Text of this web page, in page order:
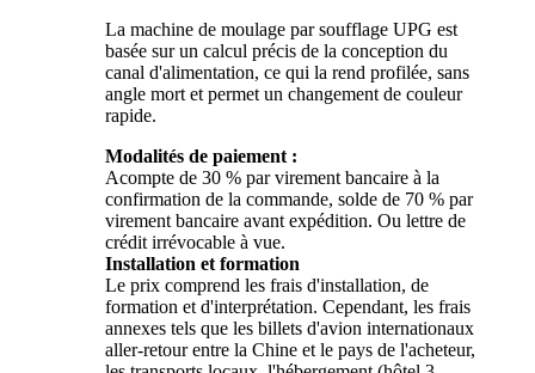
La machine de moulage par soufflage UPG est
basée sur un calcul précis de la conception du
canal d'alimentation, ce qui la rend profilée, sans
angle mort et permet un changement de couleur
rapide.
Modalités de paiement :
Acompte de 30 % par virement bancaire à la
confirmation de la commande, solde de 70 % par
virement bancaire avant expédition. Ou lettre de
crédit irrévocable à vue.
Installation et formation
Le prix comprend les frais d'installation, de
formation et d'interprétation. Cependant, les frais
annexes tels que les billets d'avion internationaux
aller-retour entre la Chine et le pays de l'acheteur,